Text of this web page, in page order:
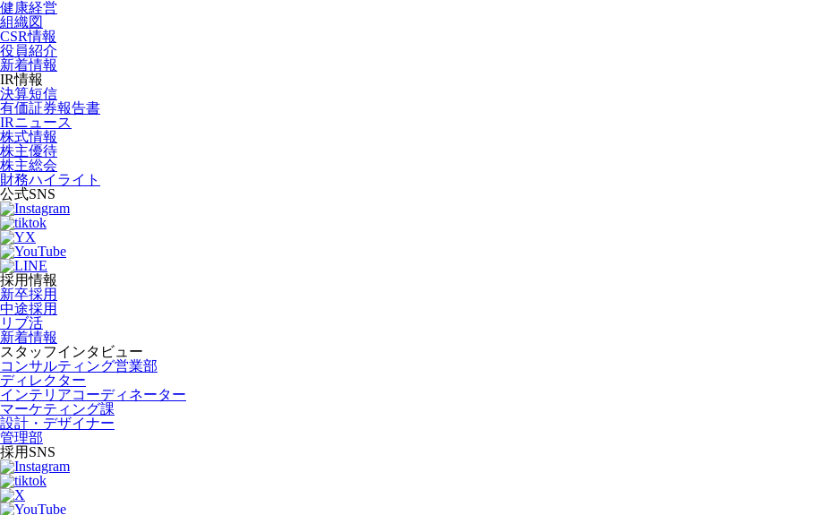
健康経営
組織図
CSR情報
役員紹介
新着情報
IR情報
決算短信
有価証券報告書
IRニュース
株式情報
株主優待
株主総会
財務ハイライト
公式SNS
採用情報
新卒採用
中途採用
リブ活
新着情報
スタッフインタビュー
コンサルティング営業部
ディレクター
インテリアコーディネーター
マーケティング課
設計・デザイナー
管理部
採用SNS